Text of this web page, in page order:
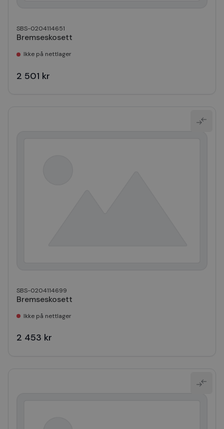
SBS-0204114651
Bremseskosett
Ikke på nettlager
2 501 kr
SBS-0204114699
Bremseskosett
Ikke på nettlager
2 453 kr